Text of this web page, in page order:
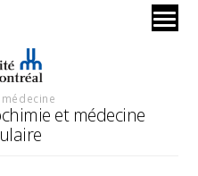
et médecine